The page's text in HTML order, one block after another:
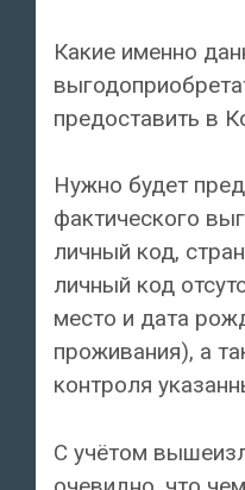
Какие именно
предоставить в
Нужно будет
фактического
личный код,
личный код
место и дата
проживания), а
контроля
С учётом